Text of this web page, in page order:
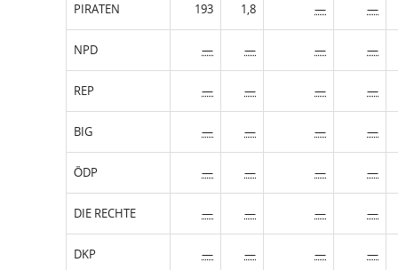
PIRATEN 193 1,8 — —
NPD — — — —
REP — — — —
BIG — — — —
ÖDP — — — —
DIE RECHTE — — — —
DKP — — — —